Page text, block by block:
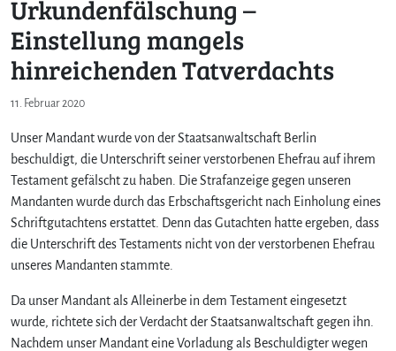
Urkundenfälschung –
Einstellung mangels
hinreichenden Tatverdachts
11. Februar 2020
Unser Mandant wurde von der Staatsanwaltschaft Berlin
beschuldigt, die Unterschrift seiner verstorbenen Ehefrau auf ihrem
Testament gefälscht zu haben. Die Strafanzeige gegen unseren
Mandanten wurde durch das Erbschaftsgericht nach Einholung eines
Schriftgutachtens erstattet. Denn das Gutachten hatte ergeben, dass
die Unterschrift des Testaments nicht von der verstorbenen Ehefrau
unseres Mandanten stammte.
Da unser Mandant als Alleinerbe in dem Testament eingesetzt
wurde, richtete sich der Verdacht der Staatsanwaltschaft gegen ihn.
Nachdem unser Mandant eine Vorladung als Beschuldigter wegen